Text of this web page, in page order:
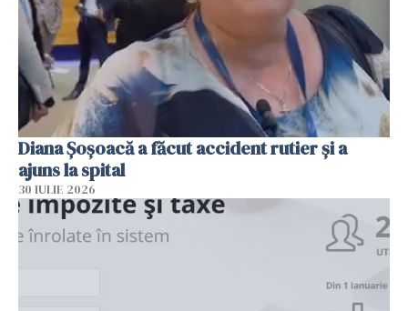
Diana Șoșoacă a făcut accident rutier și a
ajuns la spital
30 IULIE 2026